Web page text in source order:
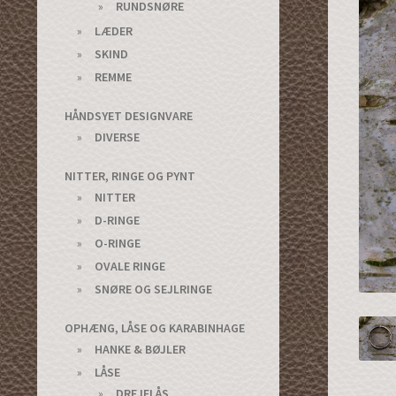
RUNDSNØRE
LÆDER
SKIND
REMME
HÅNDSYET DESIGNVARE
DIVERSE
NITTER, RINGE OG PYNT
NITTER
D-RINGE
O-RINGE
OVALE RINGE
SNØRE OG SEJLRINGE
OPHÆNG, LÅSE OG KARABINHAGE
HANKE & BØJLER
LÅSE